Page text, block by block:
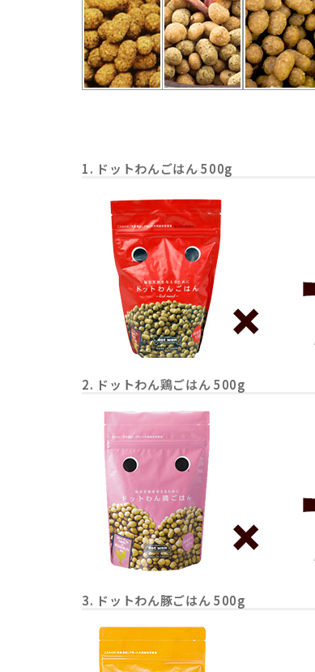
1. ドットわんごはん 500g
2. ドットわん鶏ごはん 500g
3. ドットわん豚ごはん 500g